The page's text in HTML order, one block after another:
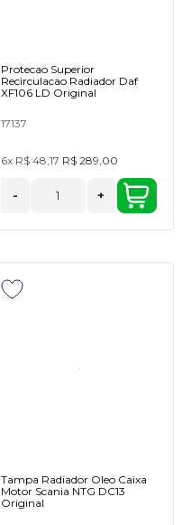
Protecao Superior
Recirculacao Radiador Daf
XF106 LD Original
17137
6x R$ 48,17 R$ 289,00
- +
Tampa Radiador Oleo Caixa
Motor Scania NTG DC13
Original